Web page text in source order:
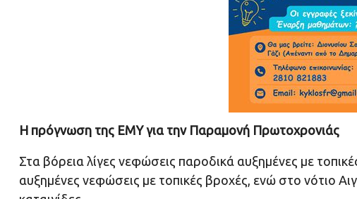
Η πρόγνωση της ΕΜΥ για την Παραμονή Πρωτοχρονιάς
Στα βόρεια λίγες νεφώσεις παροδικά αυξημένες με
αυξημένες νεφώσεις με τοπικές βροχές, ενώ στο νότιο